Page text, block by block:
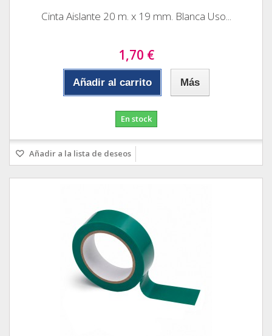
Cinta Aislante 20 m. x 19 mm. Blanca Uso...
1,70 €
Añadir al carrito Más
En stock
Añadir a la lista de deseos